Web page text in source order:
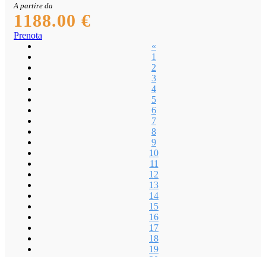
A partire da
1188.00 €
Prenota
«
1
2
3
4
5
6
7
8
9
10
11
12
13
14
15
16
17
18
19